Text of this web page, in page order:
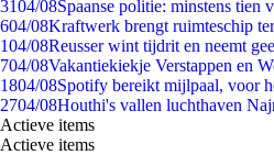
3104/08Spaanse politie: minstens tien
604/08Kraftwerk brengt ruimteschip
104/08Reusser wint tijdrit en neemt
704/08Vakantiekiekje Verstappen en
1804/08Spotify bereikt mijlpaal, voor
2704/08Houthi's vallen luchthaven
Actieve items
Actieve items